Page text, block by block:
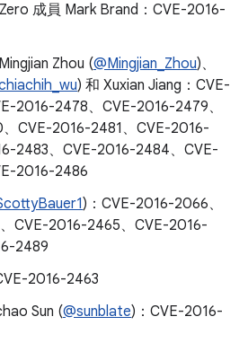
成員 Mark Brand：CVE-2016-
Zhou (@Mingjian_Zhou)、
) 和 Xuxian Jiang：CVE-
2016-2478、CVE-2016-2479、
CVE-2016-2481、CVE-2016-
2483、CVE-2016-2484、CVE-
2016-2486
)：CVE-2016-2066、
CVE-2016-2465、CVE-2016-
2489
2016-2463
Sun (@sunblate)：CVE-2016-